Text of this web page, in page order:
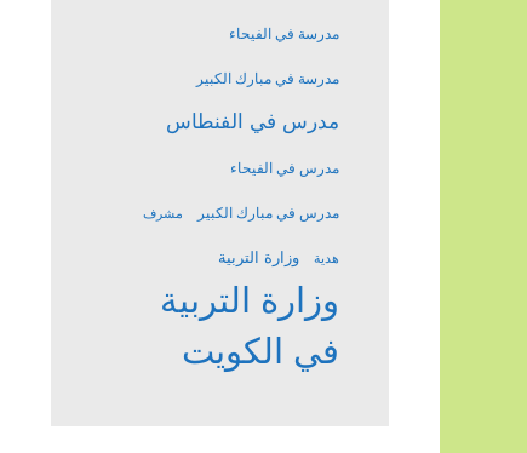
مدرسة في الفيحاء
مدرسة في مبارك الكبير
مدرس في الفنطاس
مدرس في الفيحاء
مدرس في مبارك الكبير مشرف
هدية وزارة التربية
وزارة التربية
في الكويت